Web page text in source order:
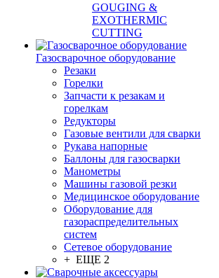
GOUGING &
EXOTHERMIC
CUTTING
Газосварочное оборудование
Резаки
Горелки
Запчасти к резакам и
горелкам
Редукторы
Газовые вентили для сварки
Рукава напорные
Баллоны для газосварки
Манометры
Машины газовой резки
Медицинское оборудование
Оборудование для
газораспределительных
систем
Сетевое оборудование
+ ЕЩЕ 2